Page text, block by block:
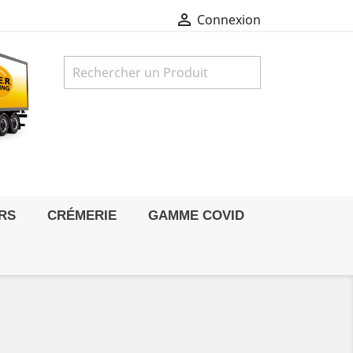
 Connexion
CRÉMERIE GAMME COVID